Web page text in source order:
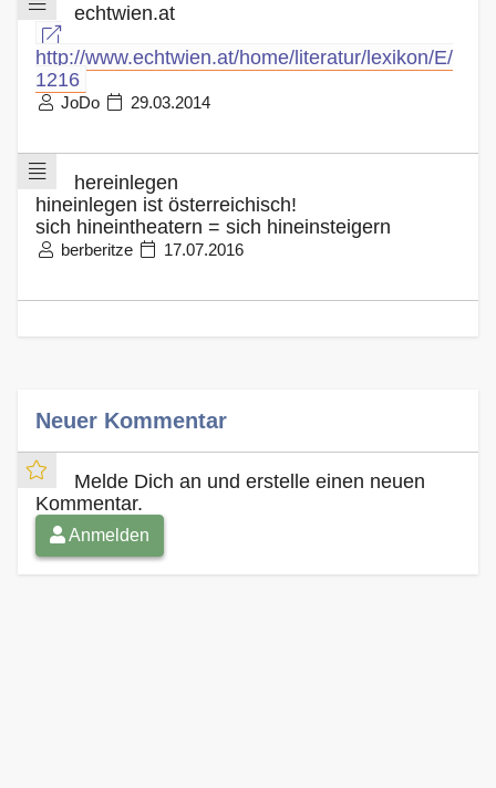
echtwien.at
http://www.echtwien.at/home/literatur/lexikon/E/
1216
JoDo 29.03.2014
hereinlegen
hineinlegen ist österreichisch!
sich hineintheatern = sich hineinsteigern
berberitze 17.07.2016
Neuer Kommentar
Melde Dich an und erstelle einen neuen
Kommentar.
Anmelden